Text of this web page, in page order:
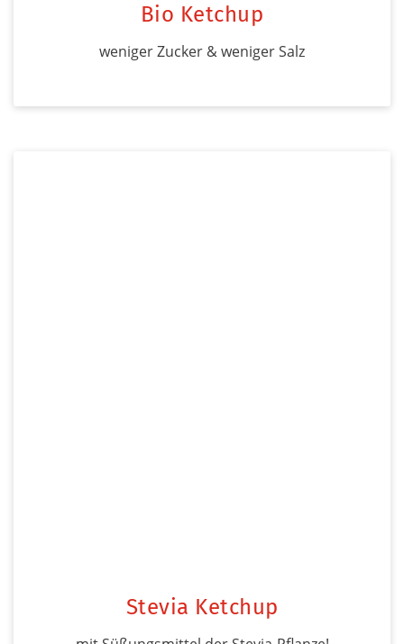
Bio Ketchup
weniger Zucker & weniger Salz
Stevia Ketchup